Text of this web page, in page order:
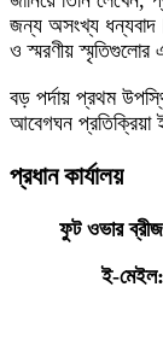
জন্য অসংখ্য
ও স্মরণীয় স্মৃতিগুলোর
বড় পর্দায় প্রথম
আবেগঘন প্রতিক্রিয়া
প্রধান কার্যালয়
ফুট ওভার ব্রীজ
ই-